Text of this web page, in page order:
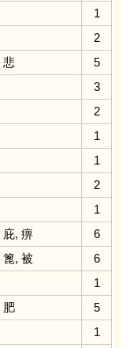
1
2
悲
5
3
2
1
1
2
1
庇, 痹
6
篦, 被
6
1
肥
5
1